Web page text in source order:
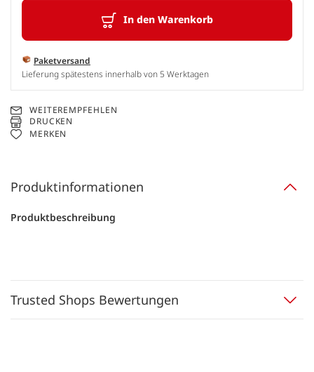
In den Warenkorb
Paketversand
Lieferung spätestens innerhalb von 5 Werktagen
WEITEREMPFEHLEN
DRUCKEN
MERKEN
Produktinformationen
Produktbeschreibung
Trusted Shops Bewertungen